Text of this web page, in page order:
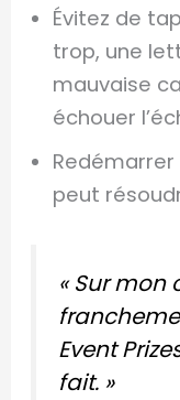
Évitez de
trop, une
mauvaise
échouer
peut
« Sur mon
Event
fait. »